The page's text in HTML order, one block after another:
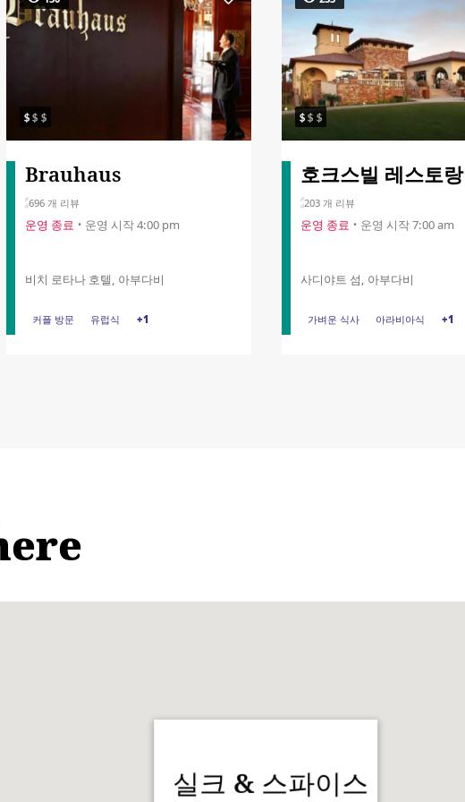
Brauhaus
696 개 리뷰
운영 종료 운영 시작 4:00 pm
비치 로타나 호텔, 아부다비
커플 방문 유럽식 브런치
커플 방문 유럽식 +1
호크스빌 레스토랑
203 개 리뷰
운영 종료 운영 시작 7:00 am
사디야트 섬, 아부다비
가벼운 식사 아라비아식 아침
가벼운 식사 아라비아식 +1
실크 & 스파이스